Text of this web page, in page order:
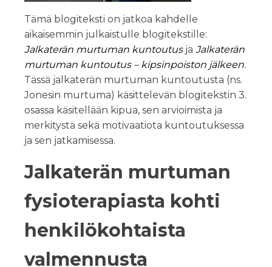
Tämä blogiteksti on jatkoa kahdelle
aikaisemmin julkaistulle blogitekstille:
Jalkaterän murtuman kuntoutusja Jalkaterän
murtuman kuntoutus – kipsinpoiston jälkeen.
Tässä jalkaterän murtuman kuntoutusta (ns.
Jonesin murtuma) käsittelevän blogitekstin 3.
osassa käsitellään kipua, sen arvioimista ja
merkitystä sekä motivaatiota kuntoutuksessa
ja sen jatkamisessa.
Jalkaterän murtuman
fysioterapiasta kohti
henkilökohtaista
valmennusta